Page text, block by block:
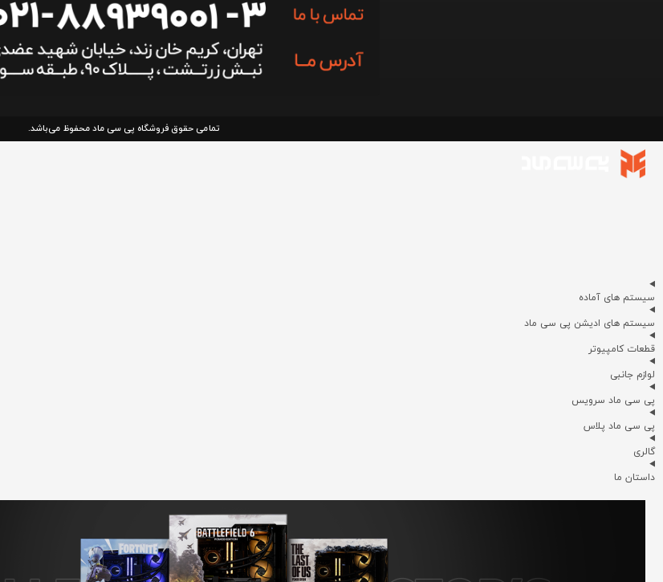
تمامی حقوق فروشگاه پی سی ماد محفوظ می‌باشد.
سیستم های آماده
سیستم های ادیشن پی سی ماد
قطعات کامپیوتر
لوازم جانبی
پی سی ماد سرویس
پی سی ماد پلاس
گالری
داستان ما